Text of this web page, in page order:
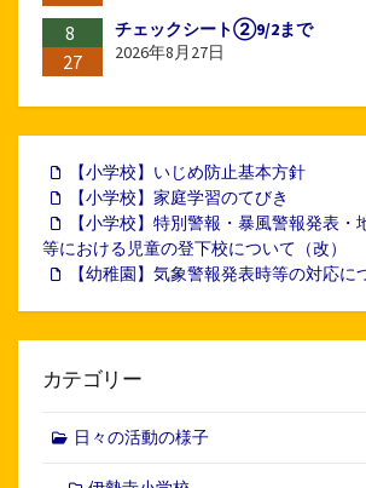
8
27
チェックシート②9/2まで
2026年8月27日
【小学校】いじめ防止基本方針
【小学校】家庭学習のてびき
【小学校】特別警報・暴風警報発表
等における児童の登下校について（改）
【幼稚園】気象警報発表時等の対応に
カテゴリー
日々の活動の様子